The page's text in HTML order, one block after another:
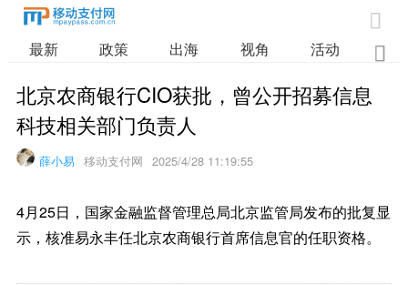

最新 政策 出海 视角 活动 业

北京农商银行CIO获批，曾公开招募信息
科技相关部门负责人
薛小易 移动支付网 2025/4/28 11:19:55
4月25日，国家金融监督管理总局北京监管局发布的批复显
示，核准易永丰任北京农商银行首席信息官的任职资格。